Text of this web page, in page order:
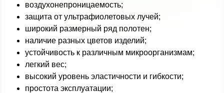
воздухонепроницаемость;
защита от ультрафиолетовых лучей;
широкий размерный ряд полотен;
наличие разных цветов изделий;
устойчивость к различным микроорганизмам;
легкий вес;
высокий уровень эластичности и гибкости;
простота эксплуатации;